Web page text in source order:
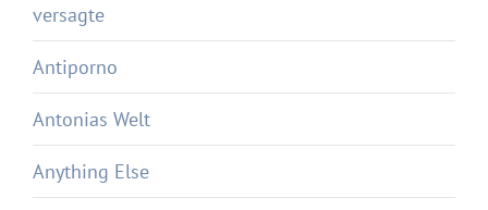
versagte
Antiporno
Antonias Welt
Anything Else